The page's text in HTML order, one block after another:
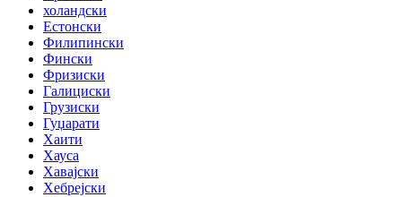
холандски
Естонски
Филипински
Фински
Фризиски
Галициски
Грузиски
Гуџарати
Хаити
Хауса
Хавајски
Хебрејски